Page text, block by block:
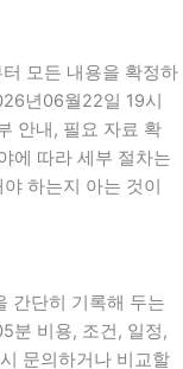
모든 내용을 확정하
년06월22일 19시
안내, 필요 자료 확
에 따라 세부 절차는
하는지 아는 것이
간단히 기록해 두는
분 비용, 조건, 일정,
문의하거나 비교할